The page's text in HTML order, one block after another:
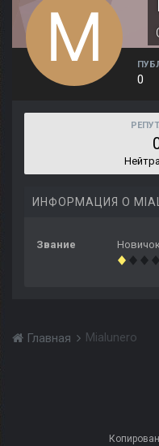
0
ИНФОРМАЦИЯ О
Звание
Главная Mialunero